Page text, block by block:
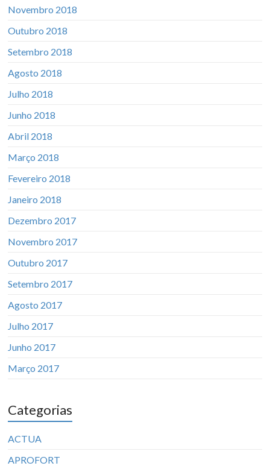
Novembro 2018
Outubro 2018
Setembro 2018
Agosto 2018
Julho 2018
Junho 2018
Abril 2018
Março 2018
Fevereiro 2018
Janeiro 2018
Dezembro 2017
Novembro 2017
Outubro 2017
Setembro 2017
Agosto 2017
Julho 2017
Junho 2017
Março 2017
Categorias
ACTUA
APROFORT